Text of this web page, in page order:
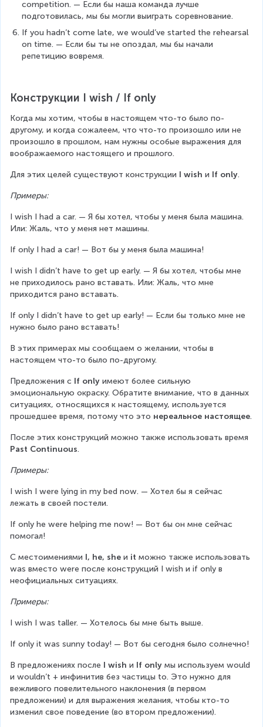
competition. — Если бы наша команда лучше
подготовилась, мы бы могли выиграть соревнование.
If you hadn’t come late, we would’ve started the rehearsal
on time. — Если бы ты не опоздал, мы бы начали
репетицию вовремя.
Конструкции I wish / If only
Когда мы хотим, чтобы в настоящем что-то было по-
другому, и когда сожалеем, что что-то произошло или не
произошло в прошлом, нам нужны особые выражения для
воображаемого настоящего и прошлого.
Для этих целей существуют конструкции I wish и If only.
Примеры:
I wish I had a car. — Я бы хотел, чтобы у меня была машина.
Или: Жаль, что у меня нет машины.
If only I had a car! — Вот бы у меня была машина!
I wish I didn’t have to get up early. — Я бы хотел, чтобы мне
не приходилось рано вставать. Или: Жаль, что мне
приходится рано вставать.
If only I didn’t have to get up early! — Если бы только мне не
нужно было рано вставать!
В этих примерах мы сообщаем о желании, чтобы в
настоящем что-то было по-другому.
Предложения с If only имеют более сильную
эмоциональную окраску. Обратите внимание, что в данных
ситуациях, относящихся к настоящему, используется
прошедшее время, потому что это нереальное настоящее.
После этих конструкций можно также использовать время
Past Continuous.
Примеры:
I wish I were lying in my bed now. — Хотел бы я сейчас
лежать в своей постели.
If only he were helping me now! — Вот бы он мне сейчас
помогал!
С местоимениями I, he, she и it можно также использовать
was вместо were после конструкций I wish и if only в
неофициальных ситуациях.
Примеры:
I wish I was taller. — Хотелось бы мне быть выше.
If only it was sunny today! — Вот бы сегодня было солнечно!
В предложениях после I wish и If only мы используем would
и wouldn’t + инфинитив без частицы to. Это нужно для
вежливого повелительного наклонения (в первом
предложении) и для выражения желания, чтобы кто-то
изменил свое поведение (во втором предложении).